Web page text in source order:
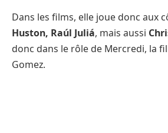
Dans les films, elle joue donc aux
Huston, Raúl Juliá, mais aussi
donc dans le rôle de Mercredi, la
Gomez.